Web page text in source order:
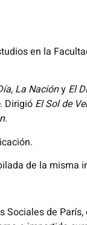
en la
, La Nacióny El
. Dirigió El Sol de
.
de la misma
Sociales de